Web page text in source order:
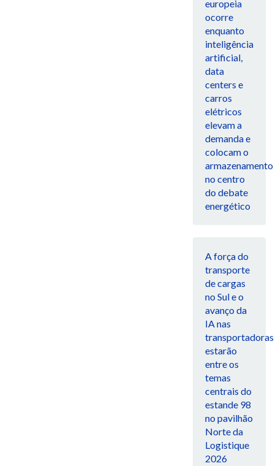
europeia
ocorre
enquanto
inteligência
artificial,
data
centers e
carros
elétricos
elevam a
demanda e
colocam o
armazenamento
no centro
do debate
energético
A força do
transporte
de cargas
no Sul e o
avanço da
IA nas
transportadoras
estarão
entre os
temas
centrais do
estande 98
no pavilhão
Norte da
Logistique
2026